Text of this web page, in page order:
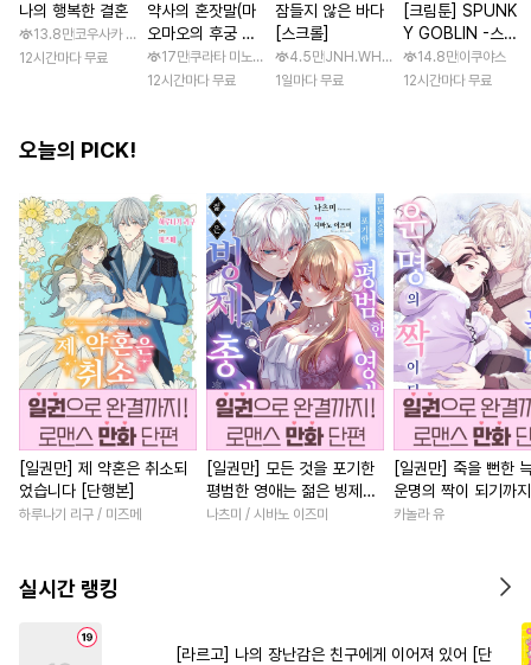
나의 행복한 결혼
13.8만코우사카 리토 / 아기토기 아쿠미
12시간마다 무료
약사의 혼잣말(마
오마오의 후궁 수
수께끼 풀이수첩)
17만쿠라타 미노지 / 휴우가 나츠
12시간마다 무료
잠들지 않은 바다
[스크롤]
4.5만JNH.WH Studio / Lasso
1일마다 무료
[크림툰] SPUNK
Y GOBLIN -스펑
키 고블린- [스크
롤]
14.8만이쿠야스
12시간마다 무료
오늘의 PICK!
[일권만] 제 약혼은 취소되
었습니다 [단행본]
하루나기 리구 / 미즈메
[일권만] 모든 것을 포기한
평범한 영애는 젊은 빙제의
총애를 받는다 [단행본]
나츠미 / 시바노 이즈미
[일권만] 죽을 뻔한
운명의 짝이 되기까
본]
카놀라 유
실시간 랭킹
[라르고] 나의 장난감은 친구에게 이어져 있어 [단